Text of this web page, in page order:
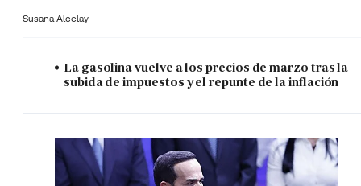
Susana Alcelay
La gasolina vuelve a los precios de marzo tras la
subida de impuestos y el repunte de la inflación